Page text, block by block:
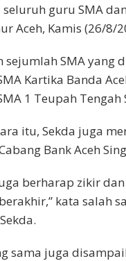
seluruh guru SMA
Aceh, Kamis (26/8/
sejumlah SMA yang
Kartika Banda
1 Teupah Tengah
itu, Sekda juga
Bank Aceh
berharap zikir
kata salah
sama juga